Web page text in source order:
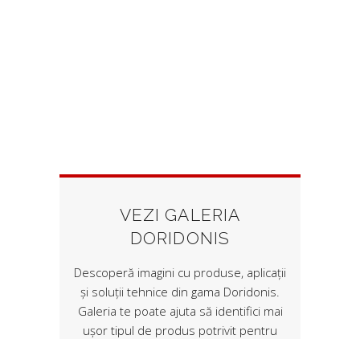
VEZI GALERIA
DORIDONIS
Descoperă imagini cu produse, aplicații
și soluții tehnice din gama Doridonis.
Galeria te poate ajuta să identifici mai
ușor tipul de produs potrivit pentru